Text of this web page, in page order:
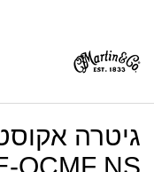
גיטרה
OCMF NS